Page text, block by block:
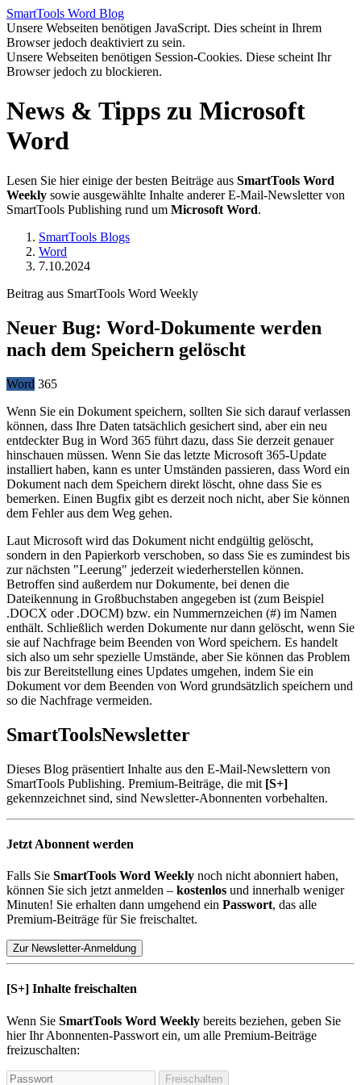
SmartTools Word Blog
Unsere Webseiten benötigen JavaScript. Dies scheint in Ihrem
Browser jedoch deaktiviert zu sein.
Unsere Webseiten benötigen Session-Cookies. Diese scheint Ihr
Browser jedoch zu blockieren.
News & Tipps zu Microsoft
Word
Lesen Sie hier einige der besten Beiträge aus SmartTools Word
Weekly sowie ausgewählte Inhalte anderer E-Mail-Newsletter von
SmartTools Publishing rund um Microsoft Word.
SmartTools Blogs
Word
7.10.2024
Beitrag aus SmartTools Word Weekly
Neuer Bug: Word-Dokumente werden
nach dem Speichern gelöscht
Word 365
Wenn Sie ein Dokument speichern, sollten Sie sich darauf verlassen
können, dass Ihre Daten tatsächlich gesichert sind, aber ein neu
entdeckter Bug in Word 365 führt dazu, dass Sie derzeit genauer
hinschauen müssen. Wenn Sie das letzte Microsoft 365-Update
installiert haben, kann es unter Umständen passieren, dass Word ein
Dokument nach dem Speichern direkt löscht, ohne dass Sie es
bemerken. Einen Bugfix gibt es derzeit noch nicht, aber Sie können
dem Fehler aus dem Weg gehen.
Laut Microsoft wird das Dokument nicht endgültig gelöscht,
sondern in den Papierkorb verschoben, so dass Sie es zumindest bis
zur nächsten "Leerung" jederzeit wiederherstellen können.
Betroffen sind außerdem nur Dokumente, bei denen die
Dateikennung in Großbuchstaben angegeben ist (zum Beispiel
.DOCX oder .DOCM) bzw. ein Nummernzeichen (#) im Namen
enthält. Schließlich werden Dokumente nur dann gelöscht, wenn Sie
sie auf Nachfrage beim Beenden von Word speichern. Es handelt
sich also um sehr spezielle Umstände, aber Sie können das Problem
bis zur Bereitstellung eines Updates umgehen, indem Sie ein
Dokument vor dem Beenden von Word grundsätzlich speichern und
so die Nachfrage vermeiden.
SmartToolsNewsletter
Dieses Blog präsentiert Inhalte aus den E-Mail-Newslettern von
SmartTools Publishing. Premium-Beiträge, die mit [S+]
gekennzeichnet sind, sind Newsletter-Abonnenten vorbehalten.
Jetzt Abonnent werden
Falls Sie SmartTools Word Weekly noch nicht abonniert haben,
können Sie sich jetzt anmelden – kostenlos und innerhalb weniger
Minuten! Sie erhalten dann umgehend ein Passwort, das alle
Premium-Beiträge für Sie freischaltet.
Zur Newsletter-Anmeldung
[S+] Inhalte freischalten
Wenn Sie SmartTools Word Weekly bereits beziehen, geben Sie
hier Ihr Abonnenten-Passwort ein, um alle Premium-Beiträge
freizuschalten:
Freischalten